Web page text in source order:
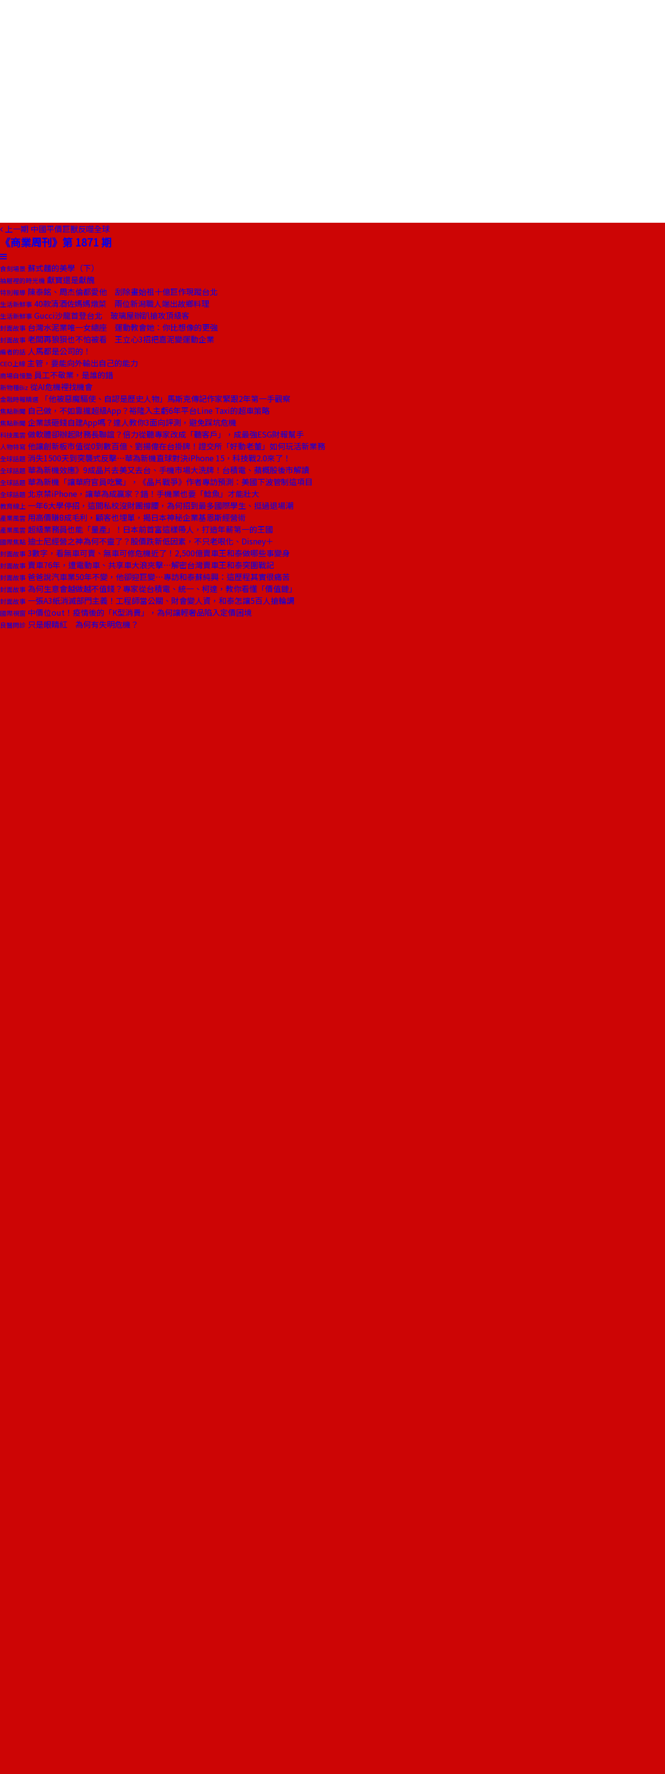
上一期 中國平價巨獸反噬全球
《商業周刊》第 1871 期
食刻場景 蘇式麵的美學（下）
抽屜裡的時光機 獻寶還是獻醜
特別報導 陳泰銘、周杰倫都愛他 刮除畫始祖十億巨作現蹤台北
生活新鮮事 40款清酒佐媽媽燉菜 兩位新潟職人端出故鄉料理
生活新鮮事 Gucci沙龍首登台北 玻璃屋辦趴搶攻頂級客
封面故事 台灣水泥業唯一女總座 運動教會她：你比想像的更強
封面故事 老闆再狼狽也不怕被看 王立心3招把嘉泥變運動企業
編者的話 人馬都是公司的！
CEO上線 主管，要能向外輸出自己的能力
商場自慢塾 員工不敬業，是誰的錯
新物種Biz 從AI危機裡找機會
金融時報精選 「他被惡魔驅使、自認是歷史人物」馬斯克傳記作家緊跟2年第一手觀察
焦點新聞 自己做，不如靠攏超級App？裕隆入主虧6年平台Line Taxi的超車策略
焦點新聞 企業該砸錢自建App嗎？達人教你3面向評測，避免踩坑危機
科技風雲 做軟體卻辦起財務長聯誼？倍力從聽專家改成「聽客戶」，成最強ESG財報幫手
人物特寫 他讓創新板市值從0到數百億、劉揚偉在台掛牌！證交所「好動老董」如何玩活新業務
全球話題 消失1500天到突襲式反擊⋯華為新機直球對決iPhone 15，科技戰2.0來了！
全球話題 華為新機效應》9成晶片去美又去台、手機市場大洗牌！台積電、蘋概股後市解讀
全球話題 華為新機「讓華府官員吃驚」，《晶片戰爭》作者專訪預測：美國下波管制這項目
全球話題 北京禁iPhone，讓華為成贏家？錯！手機業也要「鯰魚」才能壯大
教育線上 一年6大學停招，這間私校沒財團撐腰，為何招到最多國際學生、挺過退場潮
產業風雲 用高價賺8成毛利，顧客也埋單，揭日本神秘企業基恩斯經營術
產業風雲 超級業務員也能「量產」！日本前首富這樣帶人，打造年薪第一的王國
國際焦點 迪士尼經營之神為何不靈了？股價跌新低因素，不只老哏化、Disney＋
封面故事 3數字，看無車可賣、無車可修危機近了！2,500億賣車王和泰做哪些事變身
封面故事 賣車76年，遭電動車、共享車大浪夾擊⋯解密台灣賣車王和泰突圍戰記
封面故事 爸爸說汽車業50年不變，他卻迎巨變⋯專訪和泰蘇純興：這歷程其實很痛苦
封面故事 為何生意會越做越不值錢？專家從台積電、統一、柯達，教你看懂「價值鏈」
封面故事 一張A3紙消滅部門主義！工程師當公關、財會變人資，和泰怎讓5百人搶輪調
國際視窗 中價位out！疫情後的「K型消費」，為何讓輕奢品陷入定價困境
良醫問診 只是眼睛紅 為何有失明危機？